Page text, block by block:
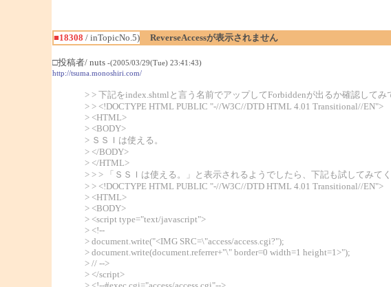
■18308 / inTopicNo.5)
ReverseAccessが表示されません
□投稿者/ nuts -(2005/03/29(Tue) 23:41:43)
http://tsuma.monoshiri.com/
> > 下記をindex.shtmlと言う名前でアップしてForbiddenが出るか確認してみ
> > <!DOCTYPE HTML PUBLIC "-//W3C//DTD HTML 4.01 Transitional//EN">
> <HTML>
> <BODY>
> ＳＳＩは使える。
> </BODY>
> </HTML>
> > > 「ＳＳＩは使える。」と表示されるようでしたら、下記も試してみてく
> > <!DOCTYPE HTML PUBLIC "-//W3C//DTD HTML 4.01 Transitional//EN">
> <HTML>
> <BODY>
> <script type="text/javascript">
> <!--
> document.write("<IMG SRC=\"access/access.cgi?");
> document.write(document.referrer+"\" border=0 width=1 height=1>");
> // -->
> </script>